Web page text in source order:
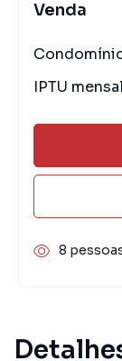
Venda
IPTU mensal
8